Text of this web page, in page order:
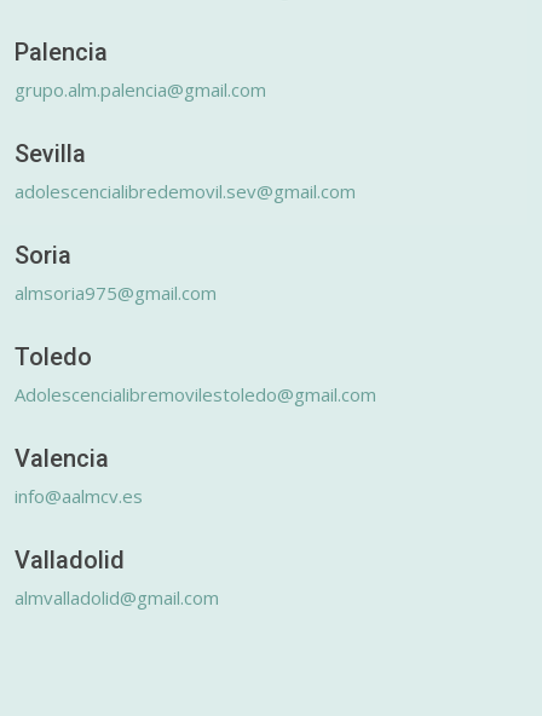
Palencia
grupo.alm.palencia@gmail.com
Sevilla
adolescencialibredemovil.sev@gmail.com
Soria
almsoria975@gmail.com
Toledo
Adolescencialibremovilestoledo@gmail.com
Valencia
info@aalmcv.es
Valladolid
almvalladolid@gmail.com